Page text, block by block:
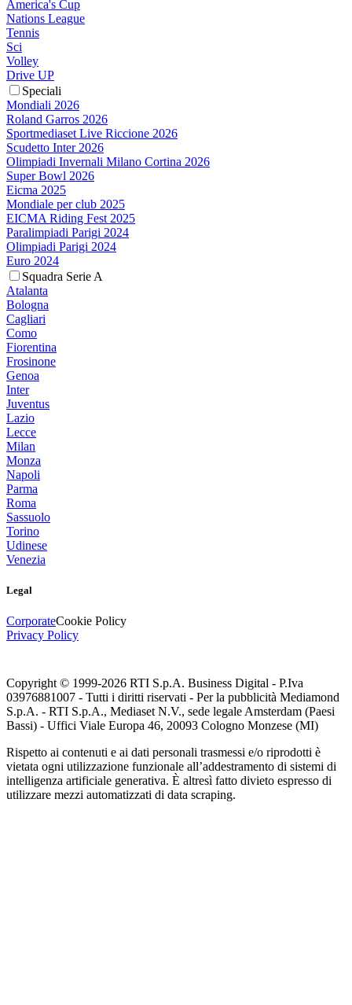
America's Cup
Nations League
Tennis
Sci
Volley
Drive UP
Speciali
Mondiali 2026
Roland Garros 2026
Sportmediaset Live Riccione 2026
Scudetto Inter 2026
Olimpiadi Invernali Milano Cortina 2026
Super Bowl 2026
Eicma 2025
Mondiale per club 2025
EICMA Riding Fest 2025
Paralimpiadi Parigi 2024
Olimpiadi Parigi 2024
Euro 2024
Squadra Serie A
Atalanta
Bologna
Cagliari
Como
Fiorentina
Frosinone
Genoa
Inter
Juventus
Lazio
Lecce
Milan
Monza
Napoli
Parma
Roma
Sassuolo
Torino
Udinese
Venezia
Legal
CorporateCookie Policy
Privacy Policy
Copyright © 1999-2026 RTI S.p.A. Business Digital - P.Iva
03976881007 - Tutti i diritti riservati - Per la pubblicità Mediamond
S.p.A. - RTI S.p.A., Mediaset N.V., sede legale Amsterdam (Paesi
Bassi) - Uffici Viale Europa 46, 20093 Cologno Monzese (MI)
Rispetto ai contenuti e ai dati personali trasmessi e/o riprodotti è
vietata ogni utilizzazione funzionale all’addestramento di sistemi di
intelligenza artificiale generativa. È altresì fatto divieto espresso di
utilizzare mezzi automatizzati di data scraping.